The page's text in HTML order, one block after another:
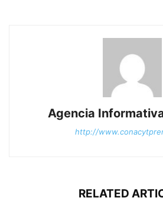
Agencia
http://
RELATED